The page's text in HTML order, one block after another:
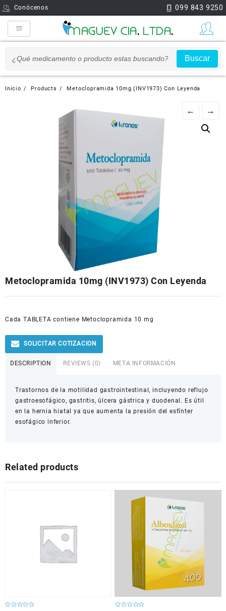
Conócenos 099 843 9250
Buscar
Inicio Products Metoclopramida 10mg (INV1973) Con Leyenda
← →
Metoclopramida 10mg (INV1973) Con Leyenda
Cada TABLETAcontiene Metoclopramida 10 mg
SOLICITAR COTIZACION
DESCRIPTION REVIEWS (0) META INFORMACIÓN
Trastornos de la motilidad gastrointestinal, incluyendo reflujo
gastroesofágico, gastritis, úlcera gástrica y duodenal. Es útil
en la hernia hiatal ya que aumenta la presión del esfínter
esofágico inferior.
Related products